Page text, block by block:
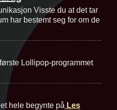
Visste du at det tar
har bestemt seg for om de
Lollipop-programmet
hele begynte på Les